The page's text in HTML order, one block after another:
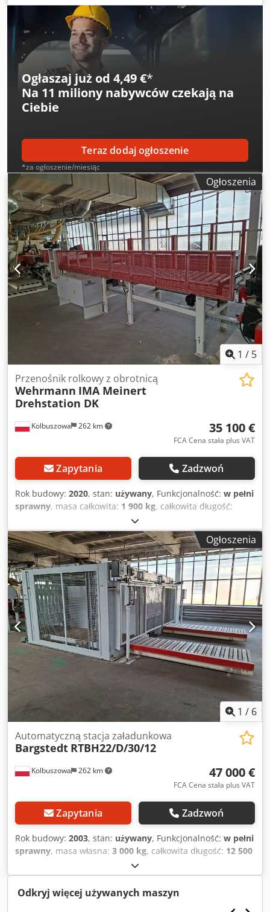
Ogłaszaj już od 4,49 €*
Na 11 miliony nabywców czekają na
Ciebie
Teraz dodaj ogłoszenie
*za ogłoszenie/miesiąc
Ogłoszenia
1 / 5
Kolbuszowa 262 km
Przenośnik rolkowy z obrotnicą
Wehrmann IMA Meinert
Drehstation DK
35 100 €
FCA Cena stała plus VAT
Zapytania Zadzwoń
Rok budowy: 2020, stan: używany, Funkcjonalność: w pełni
sprawny, masa całkowita: 1 900 kg, całkowita długość:
, całkowita szerokość:
maszyny/pojazdu:30387, Przedstawiamy używany
przenośnik rolkowy marki Wehrmann z 2020 roku,
wyposażony w obrotnicę stożkową do formatek oraz
podajniki rolkowe typu IMA Meinert Drehstation DK. To
nowoczesne rozwiązanie pozwala na sprawną i precyzyjną
manipulację formatkami w procesie produkcyjnym,
zapewniając wysoką wydajność i niezawodność. Idealny do
zastosowań przemysłowych, gdzie liczy się efektywność i
jakość transportu detali. Dsdozgch Ijpfx Amvock Możliwość
zakupu całej linii łącznie z dwukomorową automatyczną
stację załadunkową oraz okleiniarką dwustronną IMA
COMBIMA I K/II/R75/760/V/R3
Ogłoszenia
1 / 6
Kolbuszowa 262 km
Automatyczną stacja załadunkowa
Bargstedt RTBH22/D/30/12
47 000 €
FCA Cena stała plus VAT
Zapytania Zadzwoń
Rok budowy: 2003, stan: używany, Funkcjonalność: w pełni
sprawny, masa własna: 3 000 kg, całkowita długość: 12 500
5 600 mm
maszyny/pojazdu:0-280-15-2017, Oferujemy używaną,
automatyczną stację załadunkową dwukomorową
renomowanej marki BARGSTEDT, model RTBH22/D/30/12.
Odkryj więcej używanych maszyn